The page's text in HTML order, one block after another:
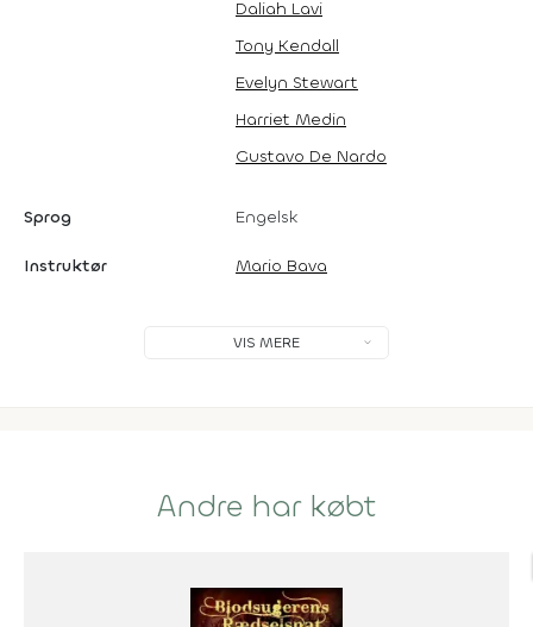
Daliah Lavi
Tony Kendall
Evelyn Stewart
Harriet Medin
Gustavo De Nardo
Sprog Engelsk
Instruktør Mario Bava
VIS MERE
Andre har købt